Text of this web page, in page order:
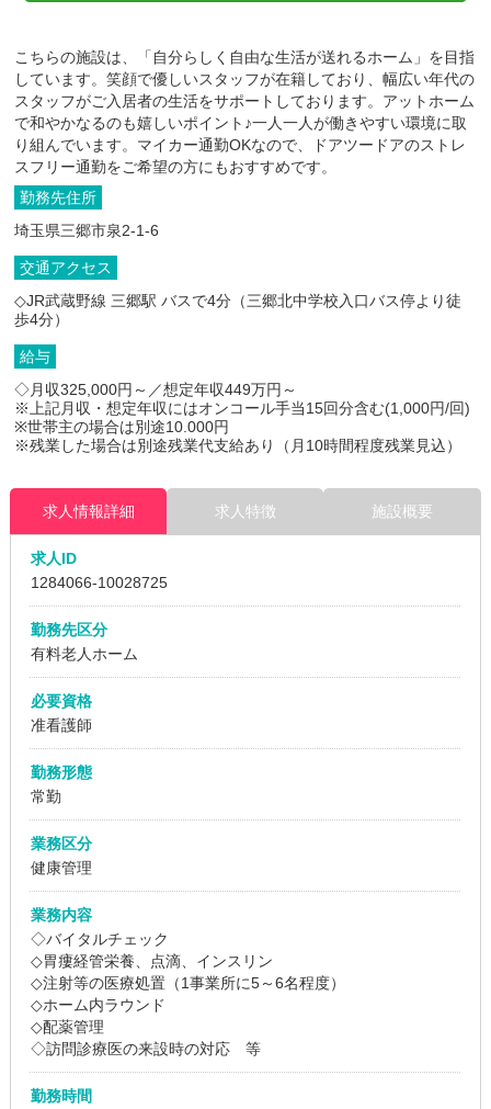
こちらの施設は、「自分らしく自由な生活が送れるホーム」を目指
しています。笑顔で優しいスタッフが在籍しており、幅広い年代の
スタッフがご入居者の生活をサポートしております。アットホーム
で和やかなるのも嬉しいポイント♪一人一人が働きやすい環境に取
り組んでいます。マイカー通勤OKなので、ドアツードアのストレ
スフリー通勤をご希望の方にもおすすめです。
勤務先住所
埼玉県三郷市泉2-1-6
交通アクセス
◇JR武蔵野線 三郷駅 バスで4分（三郷北中学校入口バス停より徒
歩4分）
給与
◇月収325,000円～／想定年収449万円～
※上記月収・想定年収にはオンコール手当15回分含む(1,000円/回)
※世帯主の場合は別途10.000円
※残業した場合は別途残業代支給あり（月10時間程度残業見込）
求人情報詳細 求人特徴 施設概要
求人ID
1284066-10028725
勤務先区分
有料老人ホーム
必要資格
准看護師
勤務形態
常勤
業務区分
健康管理
業務内容
◇バイタルチェック
◇胃瘻経管栄養、点滴、インスリン
◇注射等の医療処置（1事業所に5～6名程度）
◇ホーム内ラウンド
◇配薬管理
◇訪問診療医の来設時の対応 等
勤務時間